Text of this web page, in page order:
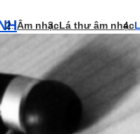
Âm nhạcLá thư âm nhạc